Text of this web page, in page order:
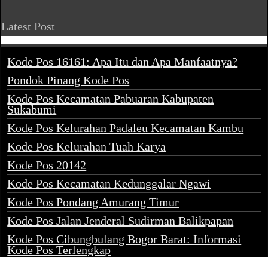
Latest Post
Kode Pos 16161: Apa Itu dan Apa Manfaatnya?
Pondok Pinang Kode Pos
Kode Pos Kecamatan Pabuaran Kabupaten
Sukabumi
Kode Pos Kelurahan Padaleu Kecamatan Kambu
Kode Pos Kelurahan Tuah Karya
Kode Pos 20142
Kode Pos Kecamatan Kedunggalar Ngawi
Kode Pos Pondang Amurang Timur
Kode Pos Jalan Jenderal Sudirman Balikpapan
Kode Pos Cibungbulang Bogor Barat: Informasi
Kode Pos Terlengkap